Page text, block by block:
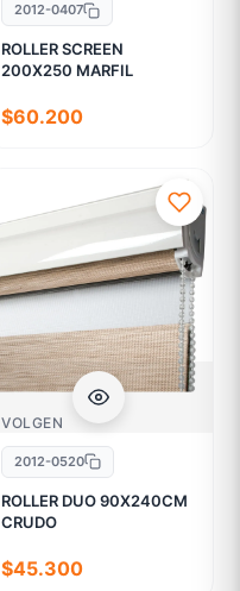
2012-0407
ROLLER SCREEN
200X250 MARFIL
$60.200
VOLGEN
2012-0520
ROLLER DUO 90X240CM
CRUDO
$45.300